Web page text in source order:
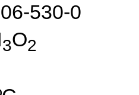
530-0
3O2